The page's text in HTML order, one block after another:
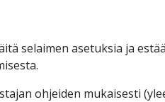
selaimen asetuksia ja
ohjeiden mukaisesti